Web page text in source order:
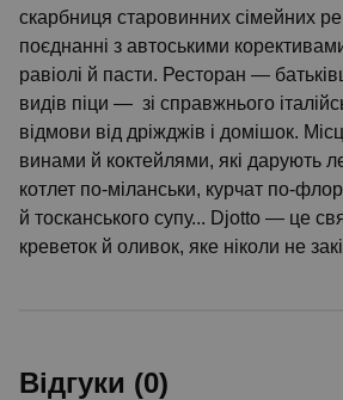
скарбниця старовинних сімейних
поєднанні з автоськими
равіолі й пасти. Ресторан —
видів піци — зі справжнього
відмови від дріжджів і домішок.
винами й коктейлями, які дарують
котлет по-міланськи, курчат по-
й тосканського супу... Djotto — це
креветок й оливок, яке ніколи не
Відгуки (0)